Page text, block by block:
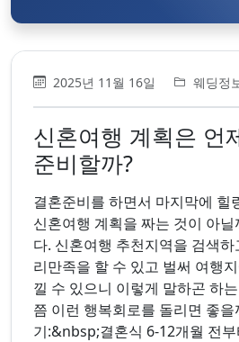
2025년 11월 16일 웨딩정
신혼여행 계획은 언
준비할까?
결혼준비를 하면서 마지막에 힐
신혼여행 계획을 짜는 것이 아
다. 신혼여행 추천지역을 검색
리만족을 할 수 있고 벌써 여행
낄 수 있으니 이렇게 말하곤 하
쯤 이런 행복회로를 돌리면 좋을
기:&nbsp;결혼식 6-12개월 전